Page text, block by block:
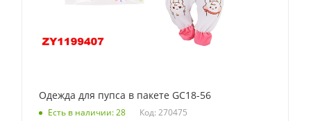
Одежда для пупса в пакете GC18-56
Есть в наличии: 28 Код: 270475